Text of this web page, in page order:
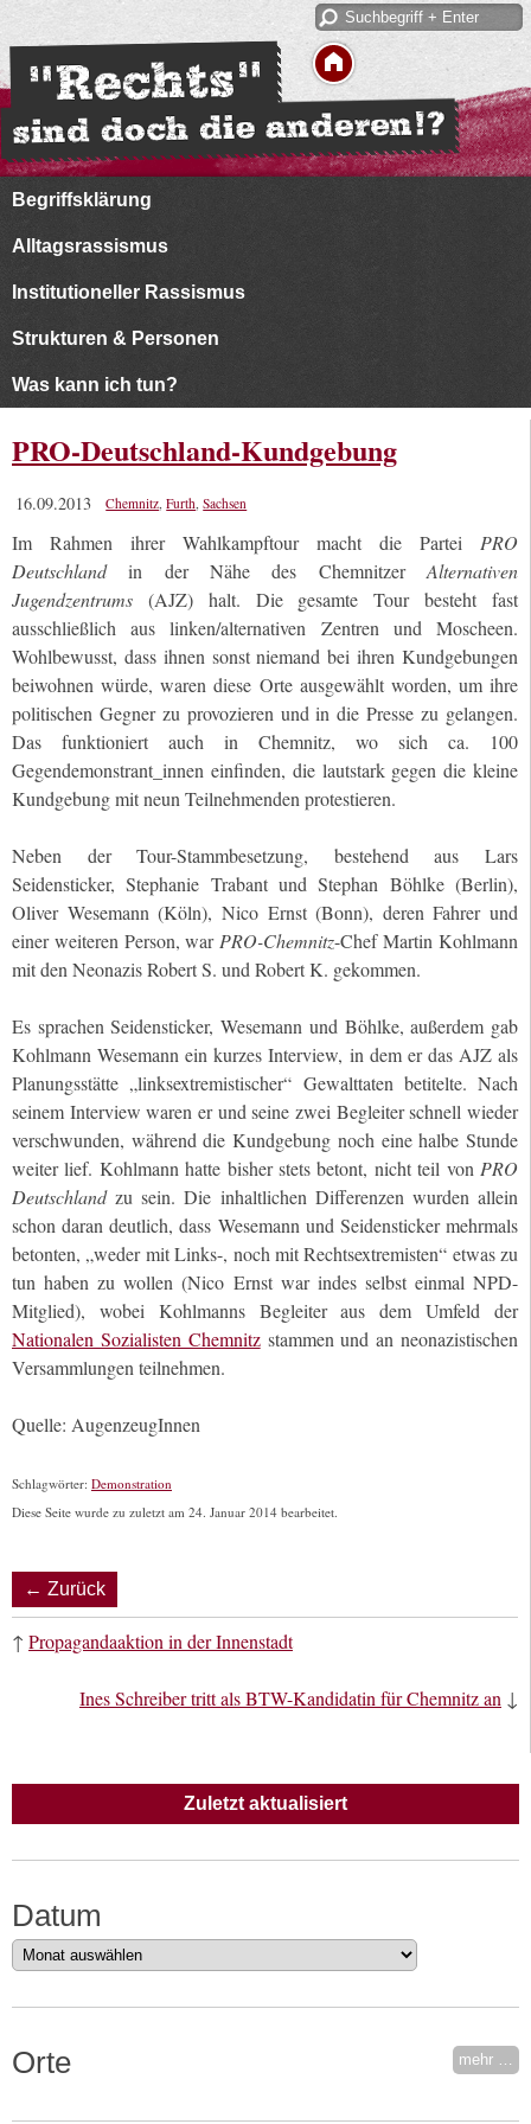
Begriffsklärung
Alltagsrassismus
Institutioneller Rassismus
Strukturen & Personen
Was kann ich tun?
PRO-Deutschland-Kundgebung
16.09.2013 Chemnitz,Furth,Sachsen
Im Rahmen ihrer Wahlkampftour macht die Partei PRO
Deutschlandin der Nähe des ChemnitzerAlternativen
Jugendzentrums (AJZ) halt. Die gesamte Tour besteht fast
ausschließlich aus linken/alternativen Zentren und Moscheen.
Wohlbewusst, dass ihnen sonst niemand bei ihren Kundgebungen
beiwohnen würde, waren diese Orte ausgewählt worden, um ihre
politischen Gegner zu provozieren und in die Presse zu gelangen.
Das funktioniert auch in Chemnitz, wo sich ca. 100
Gegendemonstrant_innen einfinden, die lautstark gegen die kleine
Kundgebung mit neun Teilnehmenden protestieren.
Neben der Tour-Stammbesetzung, bestehend aus Lars
Seidensticker, Stephanie Trabant und Stephan Böhlke (Berlin),
Oliver Wesemann (Köln), Nico Ernst (Bonn), deren Fahrer und
einer weiteren Person, warPRO-Chemnitz-Chef Martin Kohlmann
mit den Neonazis Robert S. und Robert K. gekommen.
Es sprachen Seidensticker, Wesemann und Böhlke, außerdem gab
Kohlmann Wesemann ein kurzes Interview, in dem er das AJZ als
Planungsstätte „linksextremistischer“ Gewalttaten betitelte. Nach
seinem Interview waren er und seine zwei Begleiter schnell wieder
verschwunden, während die Kundgebung noch eine halbe Stunde
weiter lief. Kohlmann hatte bisher stets betont, nicht teil von PRO
Deutschlandzu sein. Die inhaltlichen Differenzen wurden allein
schon daran deutlich, dass Wesemann und Seidensticker mehrmals
betonten, „weder mit Links-, noch mit Rechtsextremisten“ etwas zu
tun haben zu wollen (Nico Ernst war indes selbst einmal NPD-
Mitglied), wobei Kohlmanns Begleiter aus dem Umfeld der
Nationalen Sozialisten Chemnitzstammen und an neonazistischen
Versammlungen teilnehmen.
Quelle: AugenzeugInnen
Schlagwörter: Demonstration
Diese Seite wurde zu zuletzt am 24. Januar 2014 bearbeitet.
← Zurück
↑ Propagandaaktion in der Innenstadt
Ines Schreiber tritt als BTW-Kandidatin für Chemnitz an ↓
Zuletzt aktualisiert
Datum
Datum
Orte mehr …